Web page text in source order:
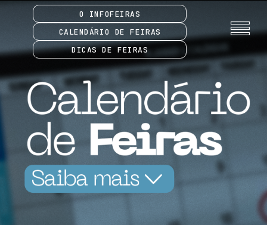
O INFOFEIRAS
CALENDÁRIO DE FEIRAS
DICAS DE FEIRAS